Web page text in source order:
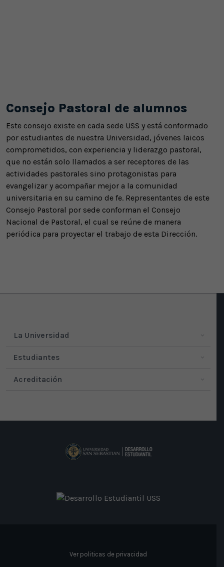
Consejo Pastoral de alumnos
Este consejo existe en cada sede USS y está conformado
por estudiantes de nuestra Universidad, jóvenes laicos
comprometidos, con experiencia y liderazgo pastoral,
que no están solo llamados a ser receptores de las
actividades pastorales sino protagonistas para
evangelizar y acompañar mejor a la comunidad
universitaria en su camino de fe. Representantes de este
Consejo Pastoral por sede conforman el Consejo
Nacional de Pastoral, el cual se reúne de manera
periódica para proyectar el trabajo de esta Dirección.
La Universidad
Estudiantes
Acreditación
Ver politicas de privacidad